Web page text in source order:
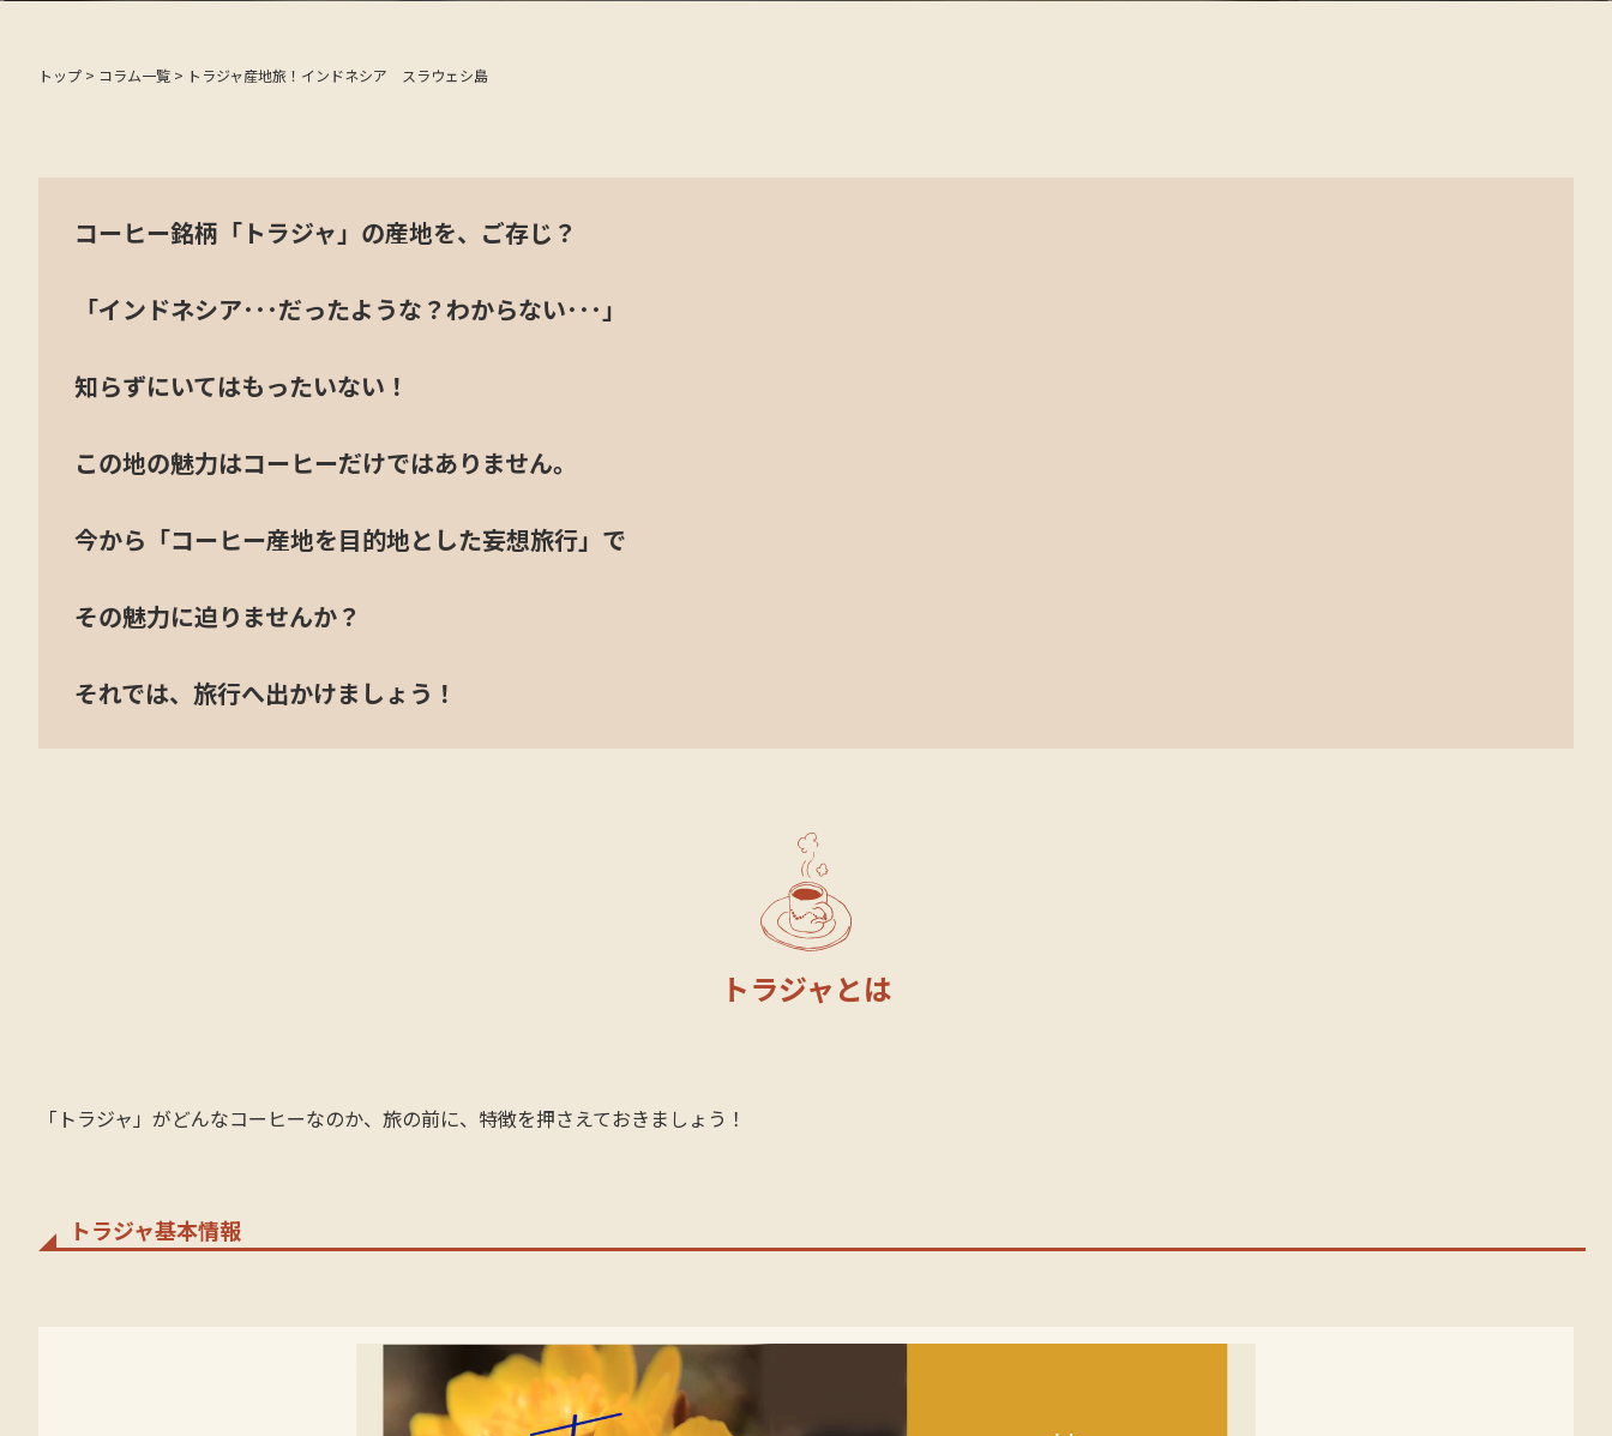
トップ > コラム一覧 > トラジャ産地旅！インドネシア スラウェシ島
コーヒー銘柄「トラジャ」の産地を、ご存じ？
「インドネシア･･･だったような？わからない･･･」
知らずにいてはもったいない！
この地の魅力はコーヒーだけではありません。
今から「コーヒー産地を目的地とした妄想旅行」で
その魅力に迫りませんか？
それでは、旅行へ出かけましょう！
トラジャとは
「トラジャ」がどんなコーヒーなのか、旅の前に、特徴を押さえておきましょう！
トラジャ基本情報
定休日カレンダー